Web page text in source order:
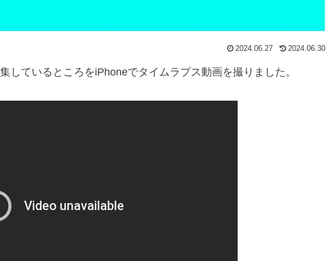
2024.06.27 2024.06.30
しているところをiPhoneでタイムラプス動画を撮りました。